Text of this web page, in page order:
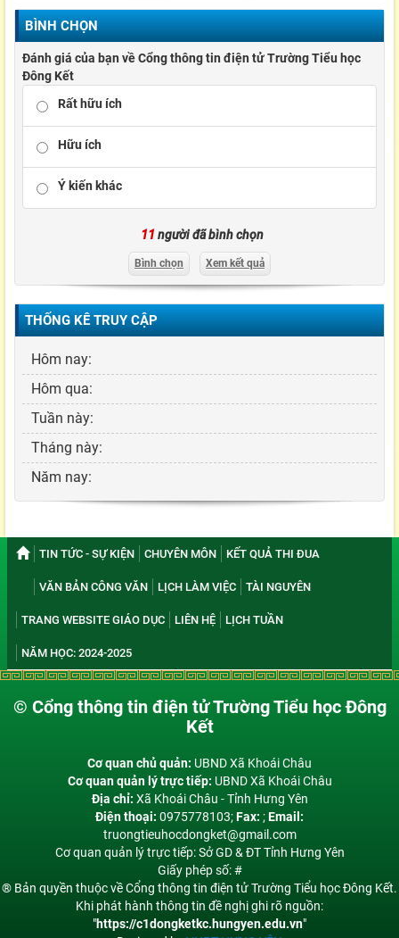
BÌNH CHỌN
Đánh giá của bạn về Cổng thông tin điện tử Trường Tiểu học
Đông Kết
Rất hữu ích
Hữu ích
Ý kiến khác
11 người đã bình chọn
Bình chọn Xem kết quả
THỐNG KÊ TRUY CẬP
Hôm nay:
Hôm qua:
Tuần này:
Tháng này:
Năm nay:
TIN TỨC - SỰ KIỆN CHUYÊN MÔN KẾT QUẢ THI ĐUA
VĂN BẢN CÔNG VĂN LỊCH LÀM VIỆC TÀI NGUYÊN
TRANG WEBSITE GIÁO DỤC LIÊN HỆ LỊCH TUẦN
NĂM HỌC: 2024-2025
© Cổng thông tin điện tử Trường Tiểu học Đông
Kết
Cơ quan chủ quản: UBND Xã Khoái Châu
Cơ quan quản lý trực tiếp: UBND Xã Khoái Châu
Địa chỉ: Xã Khoái Châu - Tỉnh Hưng Yên
Điện thoại: 0975778103;Fax: ;Email:
truongtieuhocdongket@gmail.com
Cơ quan quản lý trực tiếp: Sở GD & ĐT Tỉnh Hưng Yên
Giấy phép số: #
® Bản quyền thuộc về Cổng thông tin điện tử Trường Tiểu học Đông Kết.
Khi phát hành thông tin đề nghị ghi rõ nguồn:
"https://c1dongketkc.hungyen.edu.vn"